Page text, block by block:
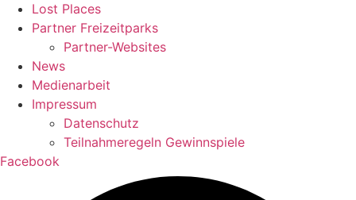
Lost Places
Partner Freizeitparks
Partner-Websites
News
Medienarbeit
Impressum
Datenschutz
Teilnahmeregeln Gewinnspiele
Facebook